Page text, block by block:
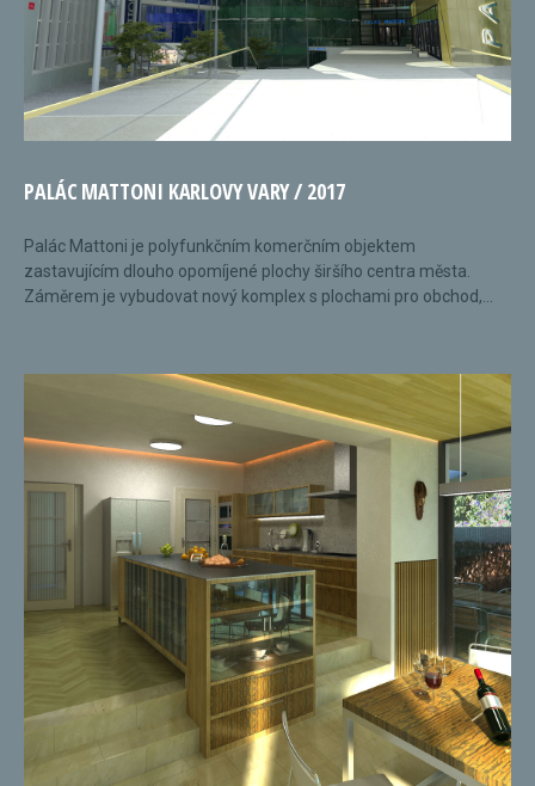
PALÁC MATTONI KARLOVY VARY / 2017
Palác Mattoni je polyfunkčním komerčním objektem
zastavujícím dlouho opomíjené plochy širšího centra města.
Záměrem je vybudovat nový komplex s plochami pro obchod,...